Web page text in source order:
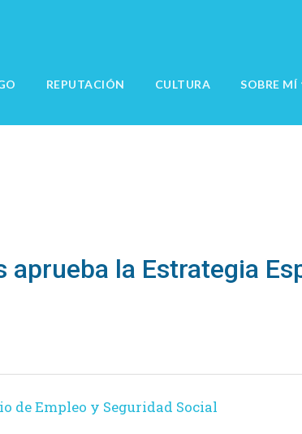
REPUTACIÓN CULTURA SOBRE MÍ
la Estrategia
de Empleo y Seguridad Social